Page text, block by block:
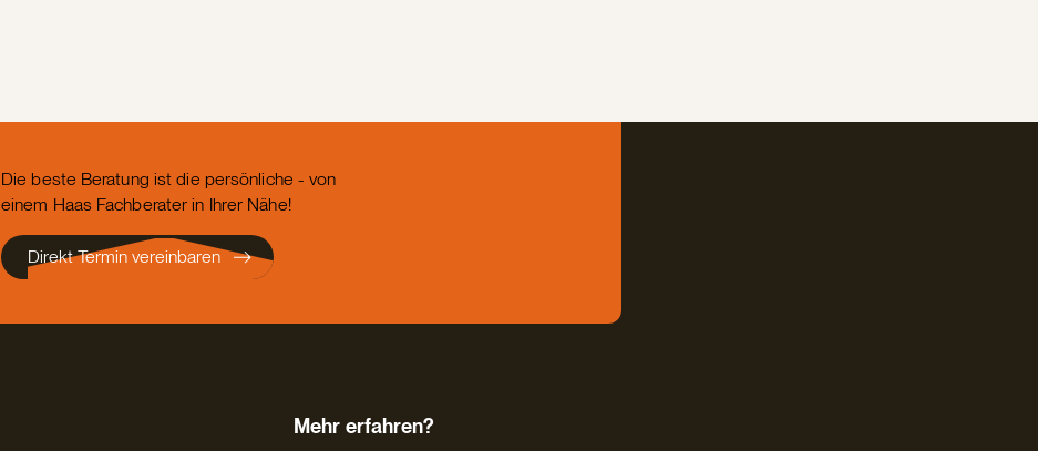
Die beste Beratung ist die persönliche - von
einem Haas Fachberater in Ihrer Nähe!
Direkt Termin vereinbaren
Mehr erfahren?